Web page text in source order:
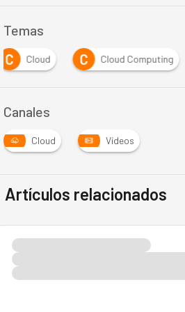
Temas
C
Cloud C Cloud Computing
Canales
Cloud Vídeos
Artículos relacionados